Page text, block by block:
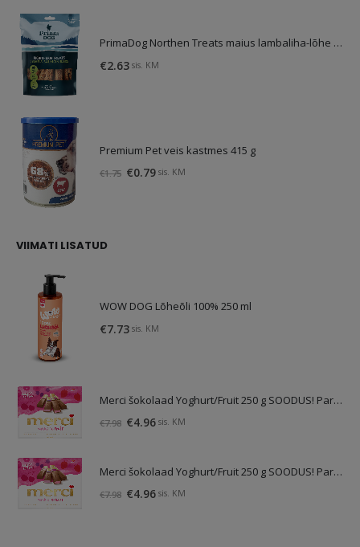
PrimaDog Northen Treats maius lambaliha-lõhe 80g
€2.63 sis. KM
Premium Pet veis kastmes 415 g
€1.75 Algne
€0.79Praegune
sis. KM
VIIMATI LISATUD
WOW DOG Lõheõli 100% 250 ml
€7.73 sis. KM
Merci šokolaad Yoghurt/Fruit 250 g SOODUS! Parim enne: 01.10.26
€7.98 Algne
€7.98.
€4.96Praegune
€4.96.
sis. KM
Merci šokolaad Yoghurt/Fruit 250 g SOODUS! Parim enne: 01.10.26
€7.98 Algne
€4.96Praegune
sis. KM